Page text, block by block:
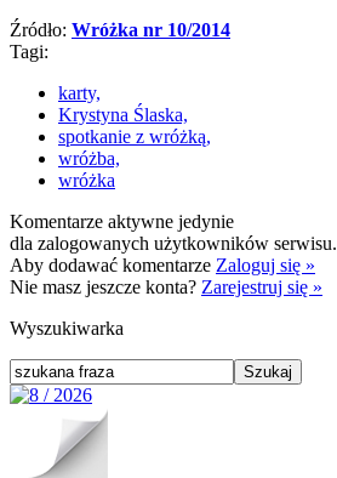
Źródło: Wróżka nr 10/2014
Tagi:
karty,
Krystyna Ślaska,
spotkanie z wróżką,
wróżba,
wróżka
Komentarze aktywne jedynie
dla zalogowanych użytkowników serwisu.
Aby dodawać komentarze Zaloguj się »
Nie masz jeszcze konta? Zarejestruj się »
Wyszukiwarka